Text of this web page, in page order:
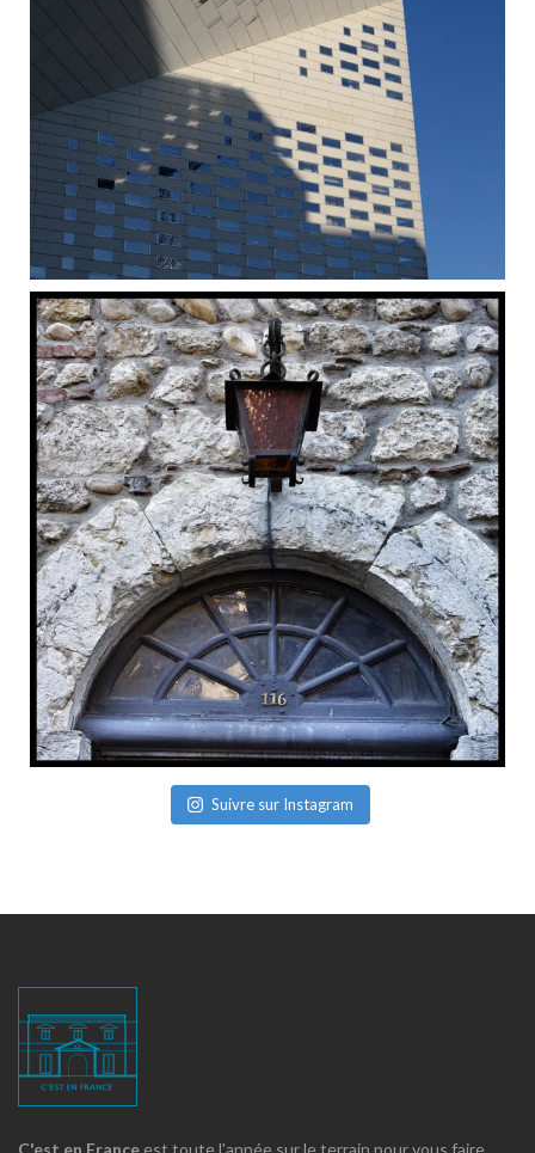
Suivre sur Instagram
C'est en France est toute l'année sur le terrain pour vous faire